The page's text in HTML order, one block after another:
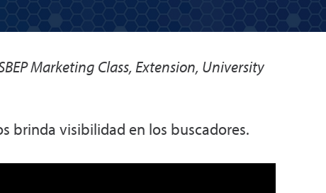
Marketing Class, Extension, University
brinda visibilidad en los buscadores.